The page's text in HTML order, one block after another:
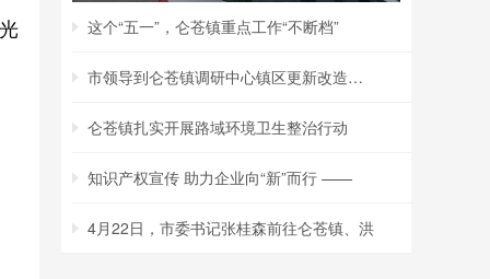
这个“五一”，仑苍镇重点工作“不断档”
市领导到仑苍镇调研中心镇区更新改造项目
仑苍镇扎实开展路域环境卫生整治行动
知识产权宣传 助力企业向“新”而行 ——
4月22日，市委书记张桂森前往仑苍镇、洪